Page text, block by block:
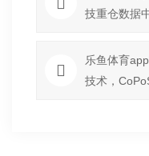
技重仓数据
乐鱼体育
技术，